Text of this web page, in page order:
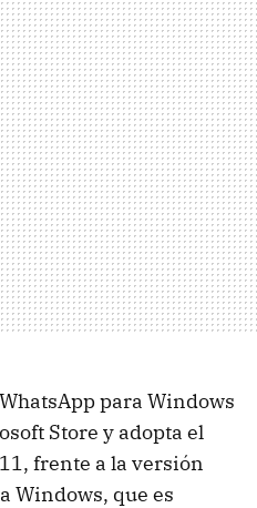
para Windows
Store y adopta el
frente a la versión
Windows, que es